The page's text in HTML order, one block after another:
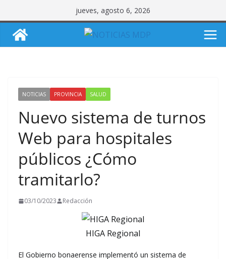
al
contenido
jueves, agosto 6, 2026
NOTICIAS PROVINCIA SALUD
Nuevo sistema de turnos
Web para hospitales
públicos ¿Cómo
tramitarlo?
03/10/2023 Redacción
HIGA Regional
El Gobierno bonaerense implementó un sistema de